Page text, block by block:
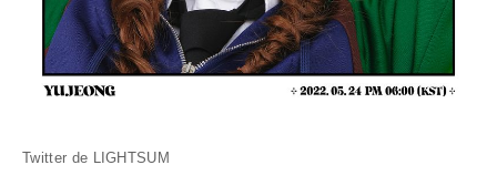
Twitter de LIGHTSUM